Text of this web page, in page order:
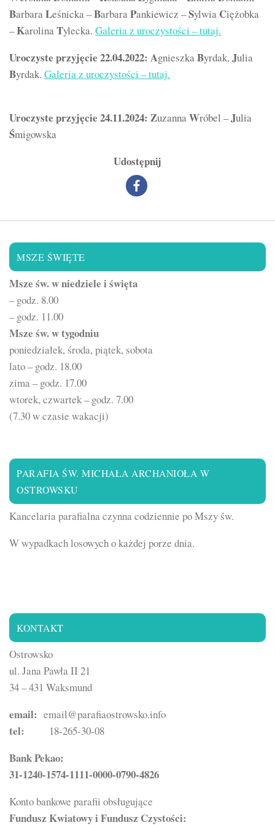
BarbaraLeśnicka –BarbaraPankiewicz –Sylwia Ciężobka
–KarolinaTylecka. Galeria z uroczystości – tutaj.
Uroczyste przyjęcie 22.04.2022: AgnieszkaByrdak,Julia
Byrdak. Galeria z uroczystości – tutaj.
Uroczyste przyjęcie 24.11.2024: ZuzannaWróbel –Julia
Śmigowska
Udostępnij
MSZE ŚWIĘTE
Msze św. w niedziele i święta
– godz. 8.00
– godz. 11.00
Msze św. w tygodniu
poniedziałek, środa, piątek, sobota
lato – godz. 18.00
zima – godz. 17.00
wtorek, czwartek – godz. 7.00
(7.30 w czasie wakacji)
PARAFIA ŚW. MICHAŁA ARCHANIOŁA W
OSTROWSKU
Kancelaria parafialna czynna codziennie po Mszy św.
W wypadkach losowych o każdej porze dnia.
KONTAKT
Ostrowsko
ul. Jana Pawła II 21
34 – 431 Waksmund
email: email@parafiaostrowsko.info
tel: 18-265-30-08
Bank Pekao:
31-1240-1574-1111-0000-0790-4826
Konto bankowe parafii obsługujące
Fundusz Kwiatowy i Fundusz Czystości: